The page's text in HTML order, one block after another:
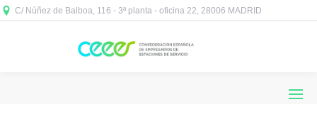
C/ Núñez de Balboa, 116 - 3ª planta - oficina 22, 28006 MADRID